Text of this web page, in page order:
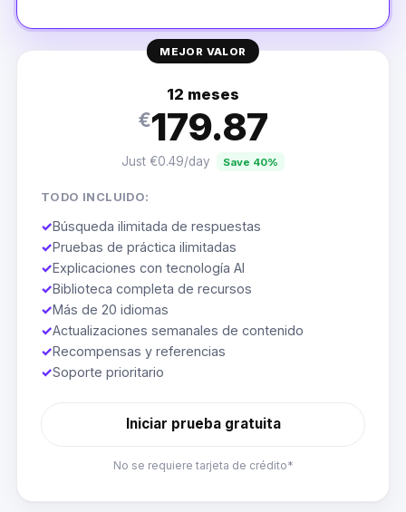
MEJOR VALOR
12 meses
€179.87
Just €0.49/day Save 40%
TODO INCLUIDO:
✓Búsqueda ilimitada de respuestas
✓Pruebas de práctica ilimitadas
✓Explicaciones con tecnología AI
✓Biblioteca completa de recursos
✓Más de 20 idiomas
✓Actualizaciones semanales de contenido
✓Recompensas y referencias
✓Soporte prioritario
Iniciar prueba gratuita
No se requiere tarjeta de crédito*